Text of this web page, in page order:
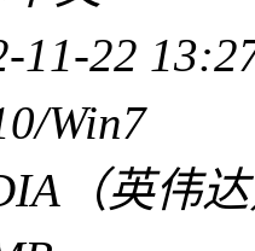
11-22
Win7
（英伟